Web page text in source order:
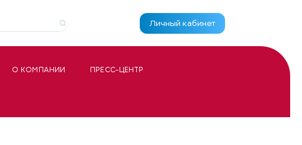
Личный кабинет
О КОМПАНИИ ПРЕСС-ЦЕНТР